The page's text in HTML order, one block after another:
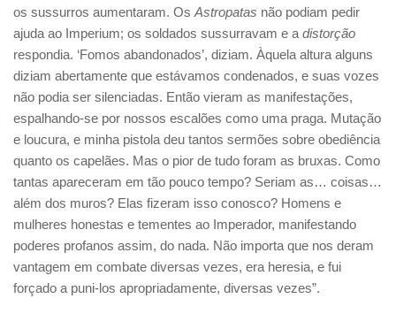
os sussurros aumentaram. Os Astropatas não podiam pedir
ajuda ao Imperium; os soldados sussurravam e a distorção
respondia. ‘Fomos abandonados’, diziam. Àquela altura alguns
diziam abertamente que estávamos condenados, e suas vozes
não podia ser silenciadas. Então vieram as manifestações,
espalhando-se por nossos escalões como uma praga. Mutação
e loucura, e minha pistola deu tantos sermões sobre obediência
quanto os capelães. Mas o pior de tudo foram as bruxas. Como
tantas apareceram em tão pouco tempo? Seriam as… coisas…
além dos muros? Elas fizeram isso conosco? Homens e
mulheres honestas e tementes ao Imperador, manifestando
poderes profanos assim, do nada. Não importa que nos deram
vantagem em combate diversas vezes, era heresia, e fui
forçado a puni-los apropriadamente, diversas vezes”.